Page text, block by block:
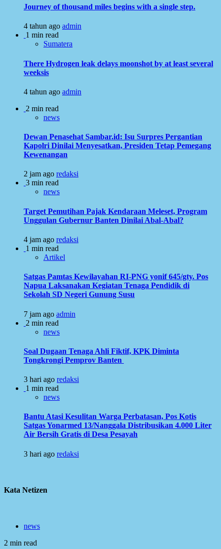
Journey of thousand miles begins with a single step.
4 tahun ago admin
1 min read
Sumatera
There Hydrogen leak delays moonshot by at least several
weeksis
4 tahun ago admin
2 min read
news
Dewan Penasehat Sambar.id: Isu Surpres Pergantian
Kapolri Dinilai Menyesatkan, Presiden Tetap Pemegang
Kewenangan
2 jam ago redaksi
3 min read
news
Target Pemutihan Pajak Kendaraan Meleset, Program
Unggulan Gubernur Banten Dinilai Abal-Abal?
4 jam ago redaksi
1 min read
Artikel
Satgas Pamtas Kewilayahan RI-PNG yonif 645/gty. Pos
Napua Laksanakan Kegiatan Tenaga Pendidik di
Sekolah SD Negeri Gunung Susu
7 jam ago admin
2 min read
news
Soal Dugaan Tenaga Ahli Fiktif, KPK Diminta
Tongkrongi Pemprov Banten
3 hari ago redaksi
1 min read
news
Bantu Atasi Kesulitan Warga Perbatasan, Pos Kotis
Satgas Yonarmed 13/Nanggala Distribusikan 4.000 Liter
Air Bersih Gratis di Desa Pesayah
3 hari ago redaksi
Kata Netizen
news
2 min read